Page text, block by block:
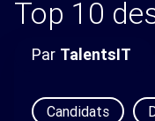
Top 10
Par TalentsIT
Candidats